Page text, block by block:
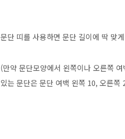
문단 띠를 사용하면 문단 길이에 딱 맞
(만약 문단모양에서 왼쪽이나 오른쪽
있는 문단은 문단 여백 왼쪽 10, 오른쪽